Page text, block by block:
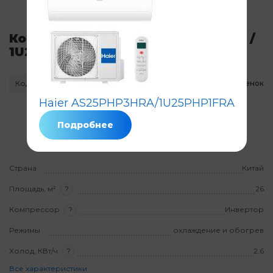
Кондиционер Haier AS25PHP1HRA /
1U25PHP1FRA
Код: 7082 Нет в наличии Нет оценок
Гарантия 3 года
На установку
Страна Китай
Площадь, м² ? 26
Компрессор ? Инвертор
Режимы охлаждение и обогрев
Холод, КВт/ч ?
2.6
Все характеристики
Haier AS25PHP3HRA/1U25PHP1FRA
Подробнее